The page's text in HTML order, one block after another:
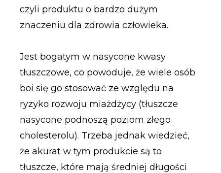
czyli produktu o bardzo dużym
znaczeniu dla zdrowia człowieka.
Jest bogatym w nasycone kwasy
tłuszczowe, co powoduje, że wiele osób
boi się go stosować ze względu na
ryzyko rozwoju miażdżycy (tłuszcze
nasycone podnoszą poziom złego
cholesterolu). Trzeba jednak wiedzieć,
że akurat w tym produkcie są to
tłuszcze, które mają średniej długości